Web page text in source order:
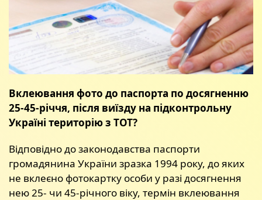
Вклеювання фото до паспорта по досягненню
25-45-річчя, після виїзду на підконтрольну
Україні територію з ТОТ?
Відповідно до законодавства паспорти
громадянина України зразка 1994 року, до яких
не вклеєно фотокартку особи у разі досягнення
нею 25- чи 45-річного віку, термін вклеювання